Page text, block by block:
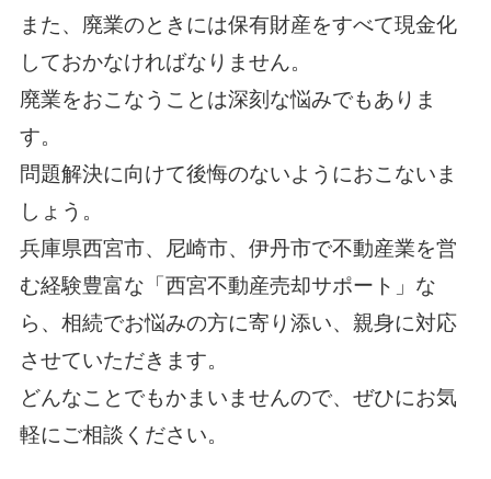
また、廃業のときには保有財産をすべて現金化
しておかなければなりません。
廃業をおこなうことは深刻な悩みでもありま
す。
問題解決に向けて後悔のないようにおこないま
しょう。
兵庫県西宮市、尼崎市、伊丹市で不動産業を営
む経験豊富な「 西宮不動産売却サポート 」な
ら、相続でお悩みの方に寄り添い、親身に対応
させていただきます。
どんなことでもかまいませんので、ぜひにお気
軽にご相談 ください。